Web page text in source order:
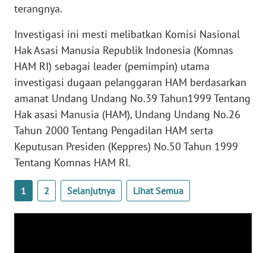
terangnya.
Investigasi ini mesti melibatkan Komisi Nasional
Hak Asasi Manusia Republik Indonesia (Komnas
HAM RI) sebagai leader (pemimpin) utama
investigasi dugaan pelanggaran HAM berdasarkan
amanat Undang Undang No.39 Tahun1999 Tentang
Hak asasi Manusia (HAM), Undang Undang No.26
Tahun 2000 Tentang Pengadilan HAM serta
Keputusan Presiden (Keppres) No.50 Tahun 1999
Tentang Komnas HAM RI.
1 2 Selanjutnya Lihat Semua
WN
WN
SUMBAR
WN
SUMSEL
WN
BENGKULU
WN
LAMPUNG